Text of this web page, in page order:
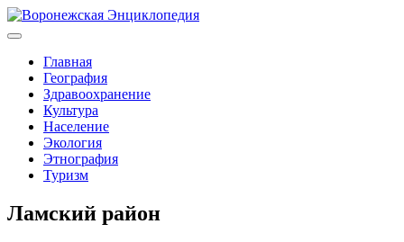
Главная
География
Здравоохранение
Культура
Население
Экология
Этнография
Туризм
Ламский район